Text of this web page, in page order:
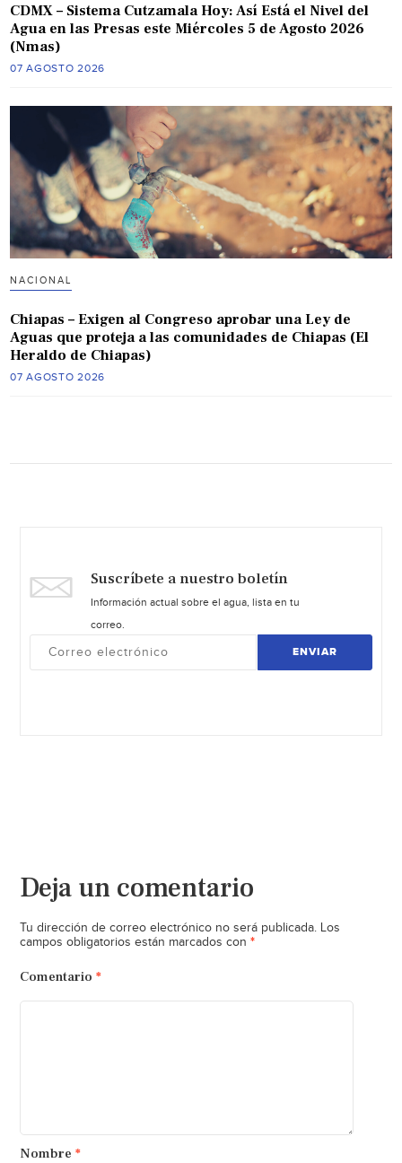
CDMX – Sistema Cutzamala Hoy: Así Está el Nivel del
Agua en las Presas este Miércoles 5 de Agosto 2026
(Nmas)
07 AGOSTO 2026
NACIONAL
Chiapas – Exigen al Congreso aprobar una Ley de
Aguas que proteja a las comunidades de Chiapas (El
Heraldo de Chiapas)
07 AGOSTO 2026
Suscríbete a nuestro boletín
Información actual sobre el agua, lista en tu
correo.
ENVIAR
Deja un comentario
Tu dirección de correo electrónico no será publicada. Los
campos obligatorios están marcados con *
Comentario *
Nombre *